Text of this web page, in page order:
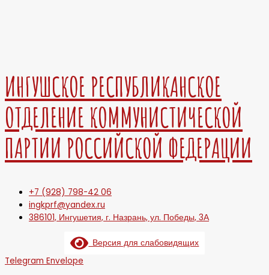
ИНГУШСКОЕ РЕСПУБЛИКАНСКОЕ
ОТДЕЛЕНИЕ КОММУНИСТИЧЕСКОЙ
ПАРТИИ РОССИЙСКОЙ ФЕДЕРАЦИИ
+7 (928) 798-42 06
ingkprf@yandex.ru
386101, Ингушетия, г. Назрань, ул. Победы, 3А
Версия для слабовидящих
Telegram Envelope